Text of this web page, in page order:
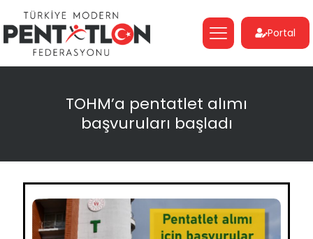
Portal
TOHM’a pentatlet alımı
başvuruları başladı